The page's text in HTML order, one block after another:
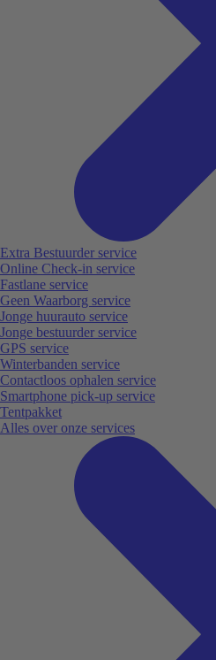
Extra Bestuurder service
Online Check-in service
Fastlane service
Geen Waarborg service
Jonge huurauto service
Jonge bestuurder service
GPS service
Winterbanden service
Contactloos ophalen service
Smartphone pick-up service
Tentpakket
Alles over onze services